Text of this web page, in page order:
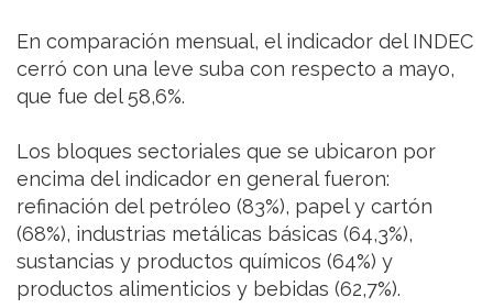
En comparación mensual, el indicador del INDEC
cerró con una leve suba con respecto a mayo,
que fue del 58,6%.
Los bloques sectoriales que se ubicaron por
encima del indicador en general fueron:
refinación del petróleo (83%), papel y cartón
(68%), industrias metálicas básicas (64,3%),
sustancias y productos químicos (64%) y
productos alimenticios y bebidas (62,7%).